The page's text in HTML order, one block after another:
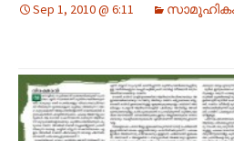
Sep 1, 2010 @ 6:11